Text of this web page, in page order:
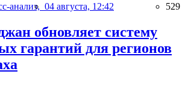
анализ, 04 августа, 12:42 529
обновляет систему
гарантий для регионов